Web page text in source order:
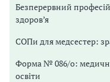
Безперервний
здоров’я
СОПи для медсестер:
Форма № 086/о: медична
освіти